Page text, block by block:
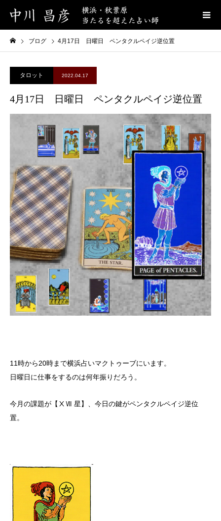
ブログ 4月17日 日曜日 ペンタクルペイジ逆位置
タロット 2022.04.17
4月17日 日曜日 ペンタクルペイジ逆位置
11時から20時まで横浜占いマクトゥーブにいます。
日曜日に仕事をするのは何年振りだろう。
今月の課題が【ⅩⅦ 星】、今日の鍵がペンタクルペイジ逆位
置。